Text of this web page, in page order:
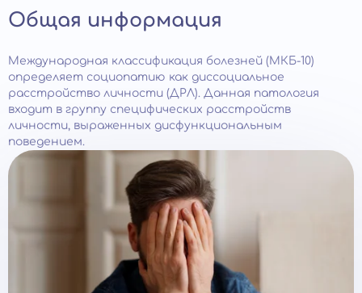
Общая информация
Международная классификация болезней (МКБ-10)
определяет социопатию как диссоциальное
расстройство личности (ДРЛ). Данная патология
входит в группу специфических расстройств
личности, выраженных дисфункциональным
поведением.